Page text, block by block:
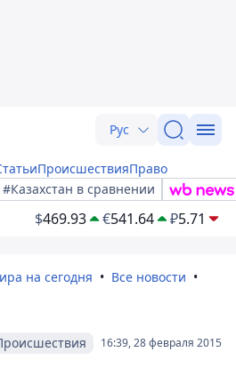
Рус
ПроисшествияПраво
#Казахстан в сравнении
$469.93 €541.64 ₽5.71
на сегодня
Все новости
16:39, 28 февраля 2015